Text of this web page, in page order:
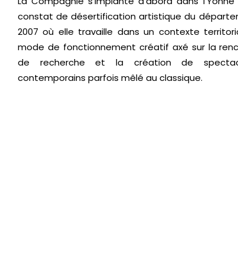
constat de désertification artistique du
2007 où elle travaille dans un contexte
mode de fonctionnement créatif axé sur la
de recherche et la création de
contemporains parfois mêlé au classique.